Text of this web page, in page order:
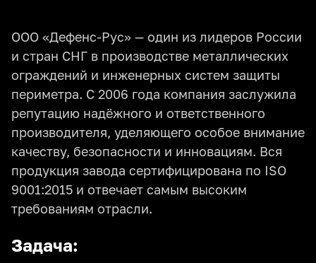
ООО «Дефенс-Рус» — один из лидеров России
и стран СНГ в производстве металлических
ограждений и инженерных систем защиты
периметра. С 2006 года компания заслужила
репутацию надёжного и ответственного
производителя, уделяющего особое внимание
качеству, безопасности и инновациям. Вся
продукция завода сертифицирована по ISO
9001:2015 и отвечает самым высоким
требованиям отрасли.
Задача: